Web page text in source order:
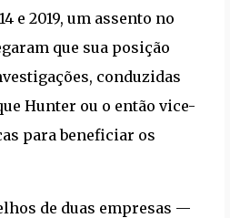
e 2019, um assento no
que sua posição
conduzidas
Hunter ou o então vice-
para beneficiar os
de duas empresas —